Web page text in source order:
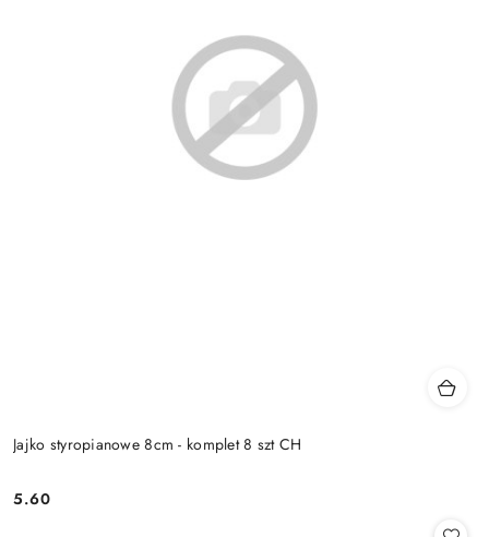
Jajko styropianowe 8cm - komplet 8 szt CH
Cena:
5.60